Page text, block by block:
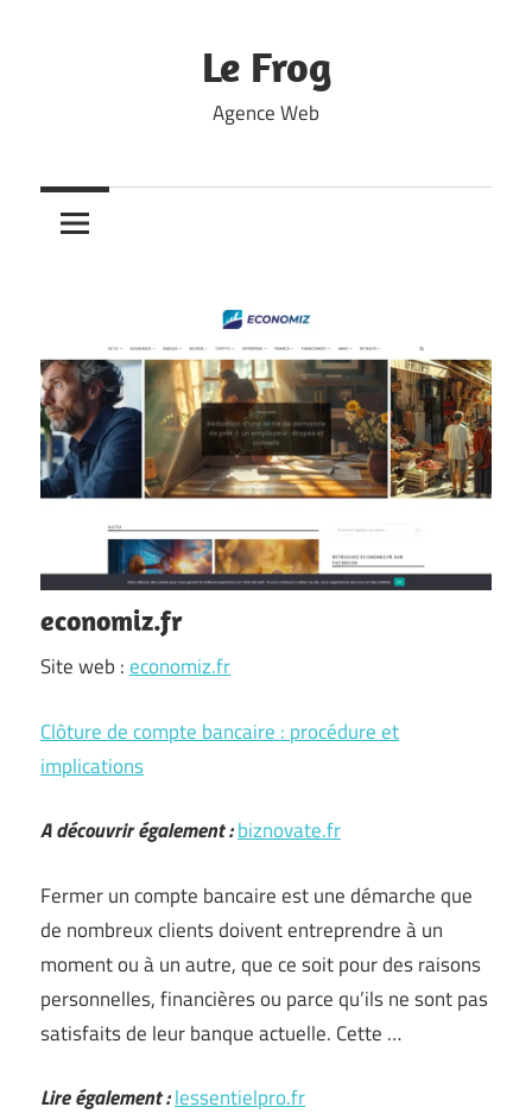
Le Frog
Agence Web
economiz.fr
Site web :economiz.fr
Clôture de compte bancaire : procédure et
implications
A découvrir également :biznovate.fr
Fermer un compte bancaire est une démarche que
de nombreux clients doivent entreprendre à un
moment ou à un autre, que ce soit pour des raisons
personnelles, financières ou parce qu’ils ne sont pas
satisfaits de leur banque actuelle. Cette …
Lire également :lessentielpro.fr